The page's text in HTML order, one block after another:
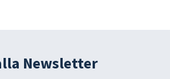
Newsletter